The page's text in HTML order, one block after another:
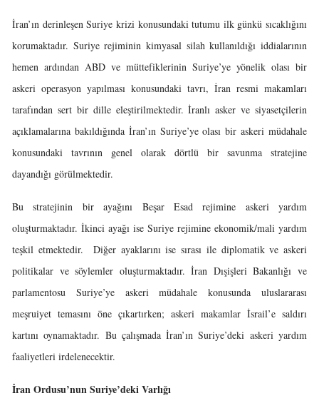
İran’ın derinleşen Suriye krizi konusundaki tutumu ilk günkü sıcaklığını
korumaktadır. Suriye rejiminin kimyasal silah kullanıldığı iddialarının
hemen ardından ABD ve müttefiklerinin Suriye’ye yönelik olası bir
askeri operasyon yapılması konusundaki tavrı, İran resmi makamları
tarafından sert bir dille eleştirilmektedir. İranlı asker ve siyasetçilerin
açıklamalarına bakıldığında İran’ın Suriye’ye olası bir askeri müdahale
konusundaki tavrının genel olarak dörtlü bir savunma stratejine
dayandığı görülmektedir.
Bu stratejinin bir ayağını Beşar Esad rejimine askeri yardım
oluşturmaktadır. İkinci ayağı ise Suriye rejimine ekonomik/mali yardım
teşkil etmektedir. Diğer ayaklarını ise sırası ile diplomatik ve askeri
politikalar ve söylemler oluşturmaktadır. İran Dışişleri Bakanlığı ve
parlamentosu Suriye’ye askeri müdahale konusunda uluslararası
meşruiyet temasını öne çıkartırken; askeri makamlar İsrail’e saldırı
kartını oynamaktadır. Bu çalışmada İran’ın Suriye’deki askeri yardım
faaliyetleri irdelenecektir.
İran Ordusu’nun Suriye’deki Varlığı